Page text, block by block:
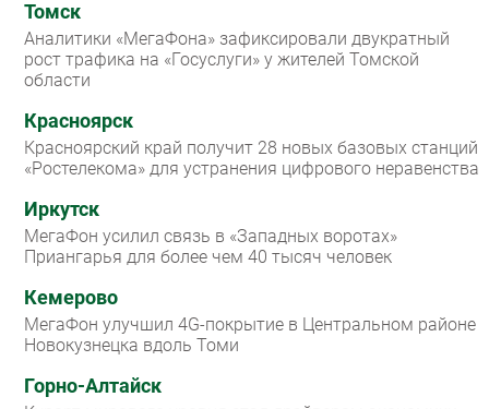
Томск
Аналитики «МегаФона» зафиксировали двукратный
рост трафика на «Госуслуги» у жителей Томской
области
Красноярск
Красноярский край получит 28 новых базовых станций
«Ростелекома» для устранения цифрового неравенства
Иркутск
МегаФон усилил связь в «Западных воротах»
Приангарья для более чем 40 тысяч человек
Кемерово
МегаФон улучшил 4G-покрытие в Центральном районе
Новокузнецка вдоль Томи
Горно-Алтайск